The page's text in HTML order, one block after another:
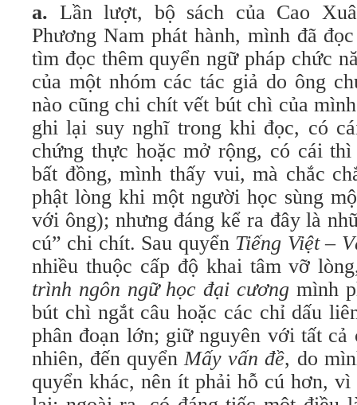
a. Lần lượt, bộ sách của Cao
Phương Nam phát hành, mình đã
tìm đọc thêm quyển ngữ pháp chức
của một nhóm các tác giả do ông
nào cũng chi chít vết bút chì của
ghi lại suy nghĩ trong khi đọc, có
chứng thực hoặc mở rộng, có cái
bất đồng, mình thấy vui, mà chắc
phật lòng khi một người học sùng
với ông); nhưng đáng kể ra đây là
cú” chi chít. Sau quyển Tiếng Việt –
nhiều thuộc cấp độ khai tâm vỡ
trình ngôn ngữ học đại cương mình
bút chì ngắt câu hoặc các chỉ dấu
phân đoạn lớn; giữ nguyên với tất cả
nhiên, đến quyểnMấy vấn đề, do
quyển khác, nên ít phải hỗ cú hơn,